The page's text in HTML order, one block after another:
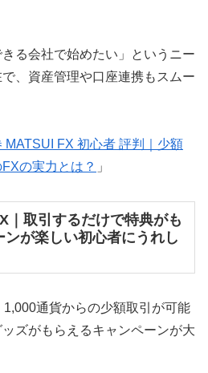
る会社で始めたい」というニー
、資産管理や口座連携もスムー
MATSUI FX 初心者 評判｜少額
の実力とは？ 」
｜取引するだけで特典がも
ンが楽しい初心者にうれし
1,000通貨からの少額取引が可能
ズがもらえるキャンペーンが大